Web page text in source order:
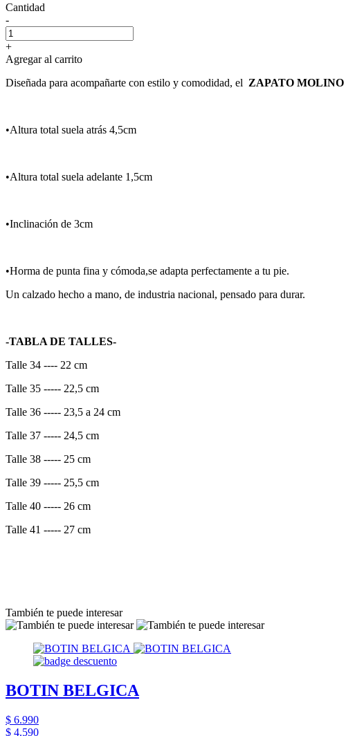
Cantidad
-
+
Agregar al carrito
Diseñada para acompañarte con estilo y comodidad, el ZAPATO MOLINO
•Altura total suela atrás 4,5cm
•Altura total suela adelante 1,5cm
•Inclinación de 3cm
•Horma de punta fina y cómoda,se adapta perfectamente a tu pie.
Un calzado hecho a mano, de industria nacional, pensado para durar.
-TABLA DE TALLES-
Talle 34 ---- 22 cm
Talle 35 ----- 22,5 cm
Talle 36 ----- 23,5 a 24 cm
Talle 37 ----- 24,5 cm
Talle 38 ----- 25 cm
Talle 39 ----- 25,5 cm
Talle 40 ----- 26 cm
Talle 41 ----- 27 cm
También te puede interesar
BOTIN BELGICA
$ 6.990
$ 4.590